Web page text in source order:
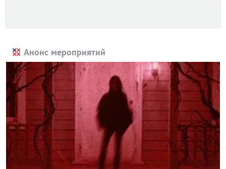
Анонс мероприятий